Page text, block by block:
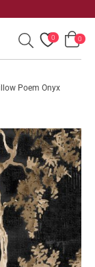
0 0
Poem Onyx